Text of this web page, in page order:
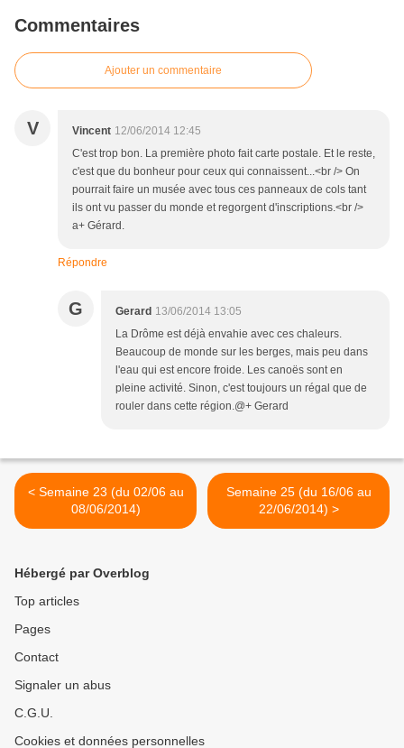
Commentaires
Ajouter un commentaire
V Vincent 12/06/2014 12:45
C'est trop bon. La première photo fait carte postale. Et le reste,
c'est que du bonheur pour ceux qui connaissent...<br /> On
pourrait faire un musée avec tous ces panneaux de cols tant
ils ont vu passer du monde et regorgent d'inscriptions.<br />
a+ Gérard.
Répondre
G Gerard 13/06/2014 13:05
La Drôme est déjà envahie avec ces chaleurs.
Beaucoup de monde sur les berges, mais peu dans
l'eau qui est encore froide. Les canoës sont en
pleine activité. Sinon, c'est toujours un régal que de
rouler dans cette région.@+ Gerard
< Semaine 23 (du 02/06 au
08/06/2014)
Semaine 25 (du 16/06 au
22/06/2014) >
Hébergé par Overblog
Top articles
Pages
Contact
Signaler un abus
C.G.U.
Cookies et données personnelles